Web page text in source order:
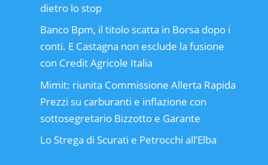
dietro lo stop
Banco Bpm, il titolo scatta in Borsa dopo i
conti. E Castagna non esclude la fusione
con Credit Agricole Italia
Mimit: riunita Commissione Allerta Rapida
Prezzi su carburanti e inflazione con
sottosegretario Bizzotto e Garante
Lo Strega di Scurati e Petrocchi all’Elba